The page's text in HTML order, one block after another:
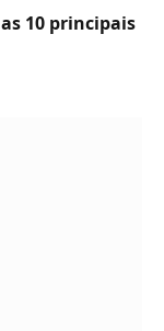
10 principais